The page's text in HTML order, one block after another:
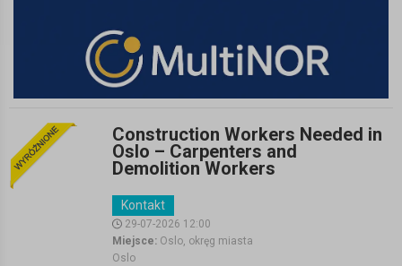
Construction Workers Needed in
Oslo – Carpenters and
Demolition Workers
Kontakt
29-07-2026 12:00
•
Miejsce: Oslo, okręg miasta
»
Oslo